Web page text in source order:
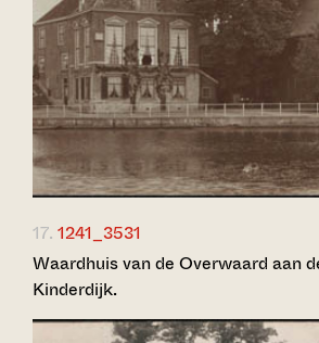
17. 1241_3531
Waardhuis van de Overwaard aan
Kinderdijk.